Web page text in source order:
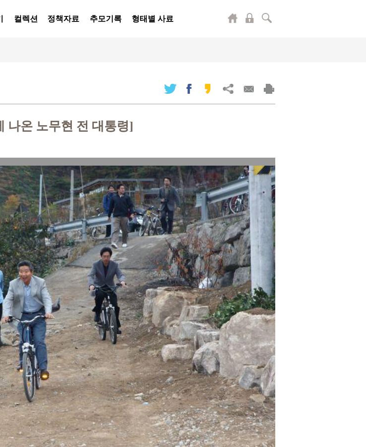
컬렉션 정책자료 추모기록 형태별 사료
나온 노무현 전 대통령]